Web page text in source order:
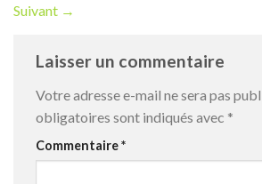
Suivant →
Laisser un commentaire
Votre adresse e-mail ne sera pas
obligatoires sont indiqués avec *
Commentaire*